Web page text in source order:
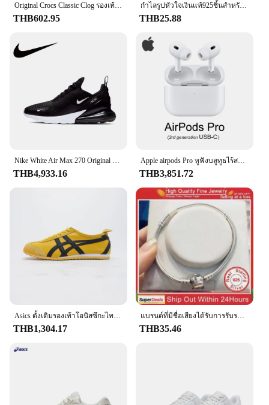
Original Crocs Classic Clog รองเท้าแตะลําลอง Unisex Closed-Toe Slip-Ons กลางแจ้งผู้ชายรองเท้าชายหาดระบายอากาศ
THB602.95
กำไลรูปหัวใจเงินแท้925ชิ้นสำหรับย้อนยุคสำหรับผู้หญิงกำไลข้อมือสวยๆเซอร์คอนอเนกประสงค์สไตล์เกาหลีของขวัญเครื่องประดับสำหรับงานเลี้ยงของแท้
THB25.88
THB4,933.16
Apple airpods Pro หูฟังบลูทูธไร้สายของแท้รุ่น2ND พร้อมระบบลดเสียงรบกวนแบบแอกทีฟ Magsafe
THB3,851.72
THB1,304.17
แบรนด์ที่มีชื่อเสียงได้รับการรับรองต้นฉบับ925เงินสเตอร์ลิงสร้อยข้อมือสำหรับผู้หญิง DIY เสน่ห์ลูกปัดเชื่อมโยงงูโซ่เครื่องประดับข้อมือคลาสสิก
THB35.46